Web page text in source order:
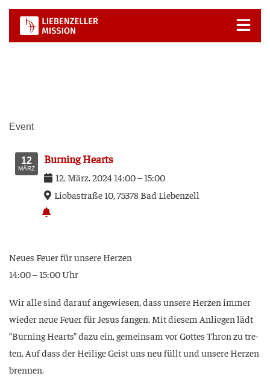
Zum
Inhalt
springen
Event
12
MÄRZ
Bur­ning Hearts
12. März.202414:00–15:00
Lio­ba­stra­ße 10, 75378 Bad Lie­ben­zell
Neu­es Feu­er für unse­re Herzen
14:00 – 15:00 Uhr
Wir alle sind dar­auf ange­wie­sen, dass unse­re Her­zen immer
wie­der neue Feu­er für Jesus fan­gen. Mit die­sem Anlie­gen lädt
“Bur­ning Hearts” dazu ein, gemein­sam vor Got­tes Thron zu tre­
ten. Auf dass der Hei­li­ge Geist uns neu füllt und unse­re Her­zen
brennen.